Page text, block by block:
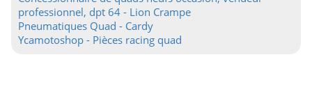
professionnel, dpt 64 - Lion Crampe
Pneumatiques Quad - Cardy
Ycamotoshop - Pièces racing quad